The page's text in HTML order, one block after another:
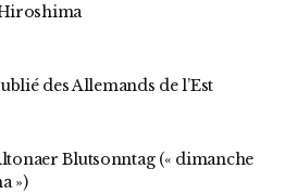
des Allemands de l’Est
Blutsonntag (« dimanche
»)